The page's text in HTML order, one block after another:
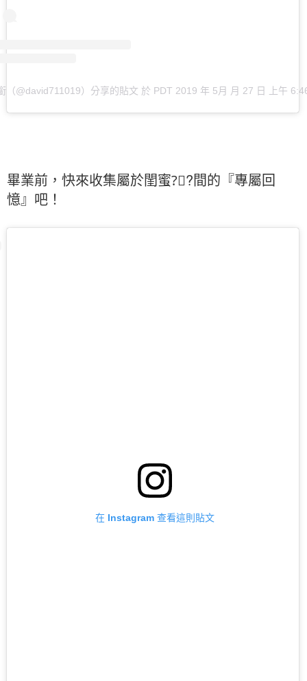
（@david711019）分享的貼文 於 PDT 2019 年 5月 月 27 日 上午
畢業前，快來收集屬於閨蜜?‍❤‍?間的『專屬回
憶』吧！
在 Instagram 查看這則貼文